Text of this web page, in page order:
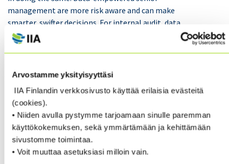
Arvostamme yksityisyyttäsi
IIA Finlandin verkkosivusto käyttää erilaisia evästeitä
(cookies).
• Niiden avulla pystymme tarjoamaan sinulle paremman
käyttökokemuksen, sekä ymmärtämään ja kehittämään
sivustomme toimintaa.
• Voit muuttaa asetuksiasi milloin vain.
management are more risk aware and can make
smarter, swifter decisions. For internal audit, data
analytics enables faster assurance and more incisive
insights for the organisation to act on. The case for
urgent.
To explore how the profession is progressing in its use
of data analytics and AI/machine learning, the
Chartered Institute of Internal Auditors hosted three
roundtable discussions in August 2022 on the topic, in
which members shared their insights and